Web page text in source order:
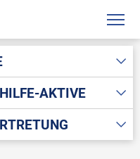
AKTIVE